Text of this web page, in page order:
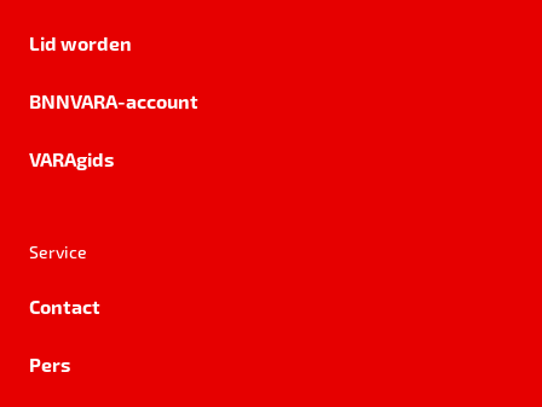
Lid worden
BNNVARA-account
VARAgids
Service
Contact
Pers